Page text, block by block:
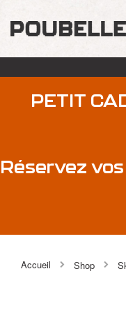
PETIT
Réservez
Accueil Shop